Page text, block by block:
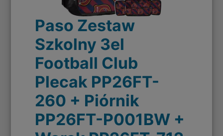
Paso Zestaw
Szkolny 3el
Football Club
Plecak PP26FT-
260 + Piórnik
PP26FT-P001BW +